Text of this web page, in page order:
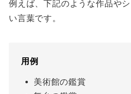
例えば、下記のような作品や
い言葉です。
用例
美術館の鑑賞